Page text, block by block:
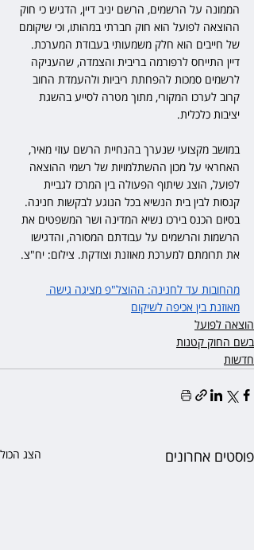
הממונה על הרשמים, הרשם יניב דיין, הדגיש כי חוק
ההוצאה לפועל הוא חוק חברתי במהותו, וכי שיקומם
של חייבים הוא חלק משמעותי בעבודת המערכת.
דיין התייחס לרפורמה בריבית והצמדה, שהעניקה
לרשמים סמכות להפחתת ריביות ולהעמדת החוב
קרוב לערכו המקורי, מתוך מטרה לסייע בהשגת
יציבות כלכלית.
במושב מקצועי שנערך בהנחיית הרשם עוזי מאיר,
האחראי על מכון ההשתלמויות של רשמי ההוצאה
לפועל, הוצג שיתוף הפעולה בין המרכז לגביית
קנסות לבין בית הנשיא בכל הנוגע לבקשות חנינה.
בסיום הכנס בירכו נשיא המדינה ושר המשפטים את
הרשמות והרשמים על עבודתם המסורה, והדגישו
את תרומתם למערכת מאוזנת וצודקת. צילום: יח"צ.
מהחובות עד לחנינה: ההוצל"פ מציגה גישה
מאוזנת בין אכיפה לשיקום
הוצאה לפועל
בשם החוק קטנות
חדשות
פוסטים אחרונים הצג הכול